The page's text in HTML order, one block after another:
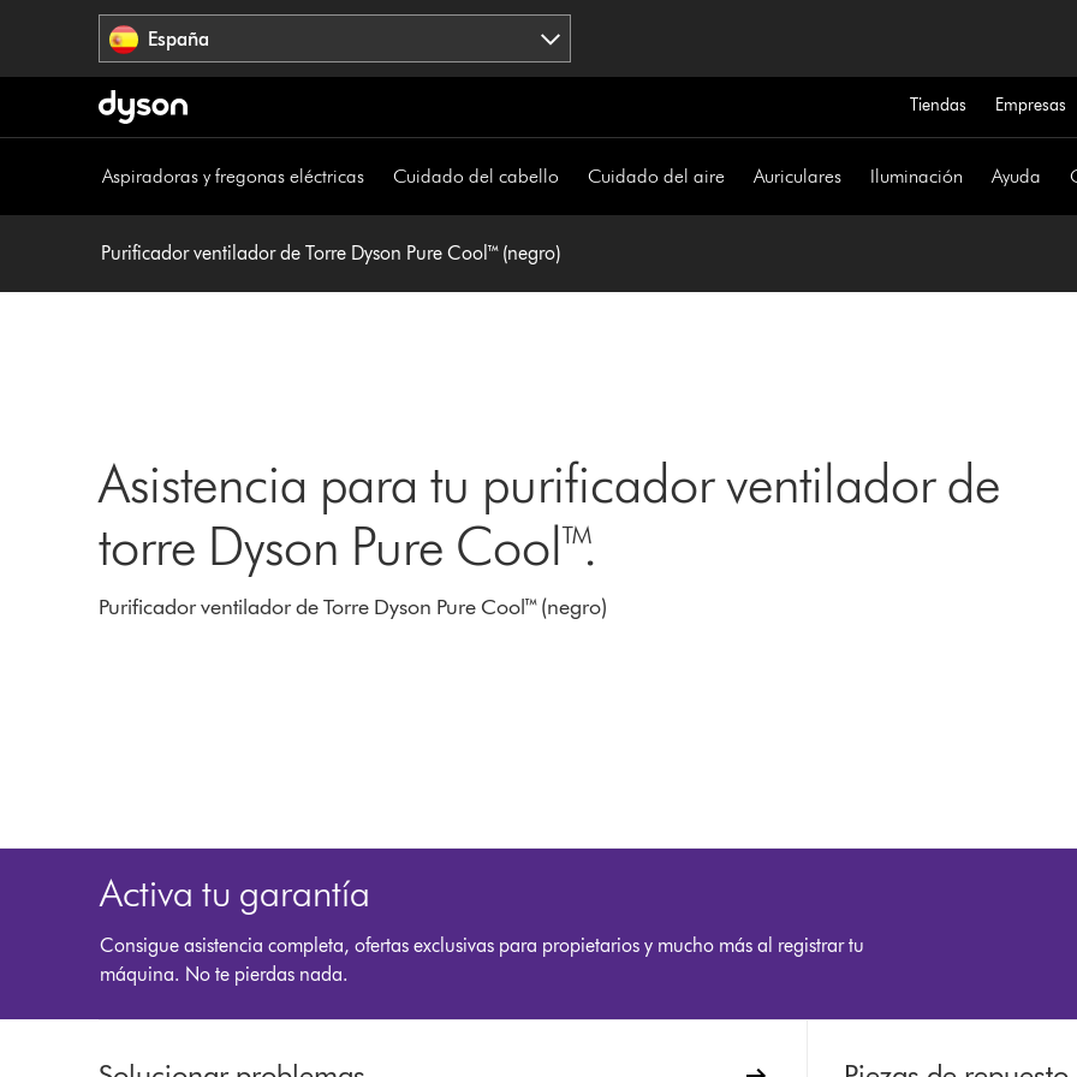
España
Tiendas Empresas
Aspiradoras y fregonas eléctricas Cuidado del cabello Cuidado del aire Auriculares Iluminación Ayuda
Purificador ventilador de Torre Dyson Pure Cool™ (negro)
Asistencia para tu purificador ventilador de
torre Dyson Pure Cool™.
Purificador ventilador de Torre Dyson Pure Cool™ (negro)
Activa tu garantía
Consigue asistencia completa, ofertas exclusivas para propietarios y mucho más al registrar tu
máquina. No te pierdas nada.